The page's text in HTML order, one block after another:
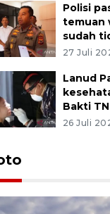
Polisi
temuan
sudah
27 Juli
Lanud
Bakti
26 Juli